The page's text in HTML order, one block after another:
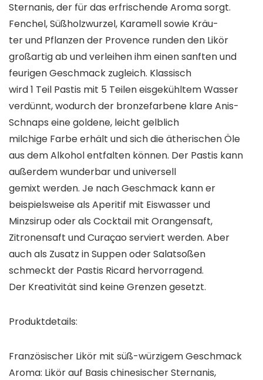
Sternanis, der für das erfrischende Aroma sorgt.
Fenchel, Süßholzwurzel, Karamell sowie Kräu-
ter und Pflanzen der Provence runden den Likör
großartig ab und verleihen ihm einen sanften und
feurigen Geschmack zugleich. Klassisch
wird 1 Teil Pastis mit 5 Teilen eisgekühltem Wasser
verdünnt, wodurch der bronzefarbene klare Anis-
Schnaps eine goldene, leicht gelblich
milchige Farbe erhält und sich die ätherischen Öle
aus dem Alkohol entfalten können. Der Pastis kann
außerdem wunderbar und universell
gemixt werden. Je nach Geschmack kann er
beispielsweise als Aperitif mit Eiswasser und
Minzsirup oder als Cocktail mit Orangensaft,
Zitronensaft und Curaçao serviert werden. Aber
auch als Zusatz in Suppen oder Salatsoßen
schmeckt der Pastis Ricard hervorragend.
Der Kreativität sind keine Grenzen gesetzt.
Produktdetails:
Französischer Likör mit süß-würzigem Geschmack
Aroma: Likör auf Basis chinesischer Sternanis,